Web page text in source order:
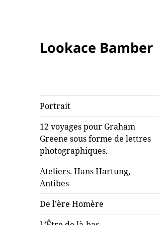
Lookace Bamber
Portrait
12 voyages pour Graham
Greene sous forme de lettres
photographiques.
Ateliers. Hans Hartung,
Antibes
De l’ère Homère